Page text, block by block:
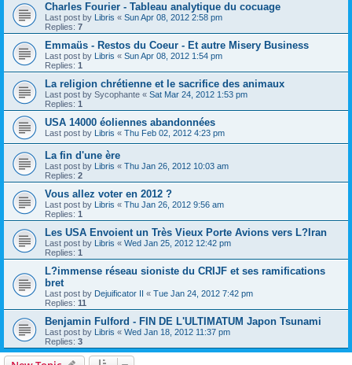
Charles Fourier - Tableau analytique du cocuage
Last post by Libris « Sun Apr 08, 2012 2:58 pm
Replies: 7
Emmaüs - Restos du Coeur - Et autre Misery Business
Last post by Libris « Sun Apr 08, 2012 1:54 pm
Replies: 1
La religion chrétienne et le sacrifice des animaux
Last post by Sycophante « Sat Mar 24, 2012 1:53 pm
Replies: 1
USA 14000 éoliennes abandonnées
Last post by Libris « Thu Feb 02, 2012 4:23 pm
La fin d'une ère
Last post by Libris « Thu Jan 26, 2012 10:03 am
Replies: 2
Vous allez voter en 2012 ?
Last post by Libris « Thu Jan 26, 2012 9:56 am
Replies: 1
Les USA Envoient un Très Vieux Porte Avions vers L?Iran
Last post by Libris « Wed Jan 25, 2012 12:42 pm
Replies: 1
L?immense réseau sioniste du CRIJF et ses ramifications
bret
Last post by Dejuificator II « Tue Jan 24, 2012 7:42 pm
Replies: 11
Benjamin Fulford - FIN DE L'ULTIMATUM Japon Tsunami
Last post by Libris « Wed Jan 18, 2012 11:37 pm
Replies: 3